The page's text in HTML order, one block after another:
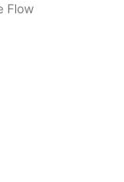
Flow
LASERJET